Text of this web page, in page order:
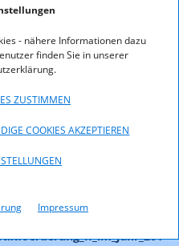
- nähere Informationen dazu
finden Sie in unserer
ZUSTIMMEN
COOKIES AKZEPTIEREN
Impressum
Erfüllung der gesetzlichen
Euro zur Verfügung. Die
1.360,- und 12.516,- Euro.
xml, json) bzw. zum
Open Data (Förderung -